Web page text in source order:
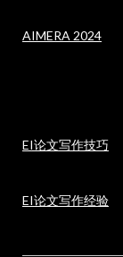
AIMERA 2024
EI论文写作技巧
EI论文写作经验